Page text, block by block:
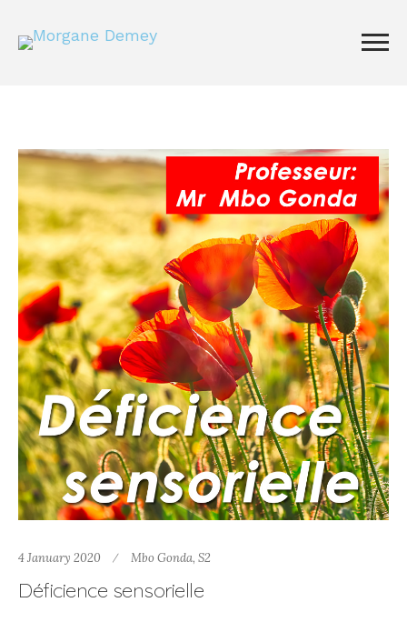
4 January 2020 Mbo Gonda, S2
Déficience sensorielle